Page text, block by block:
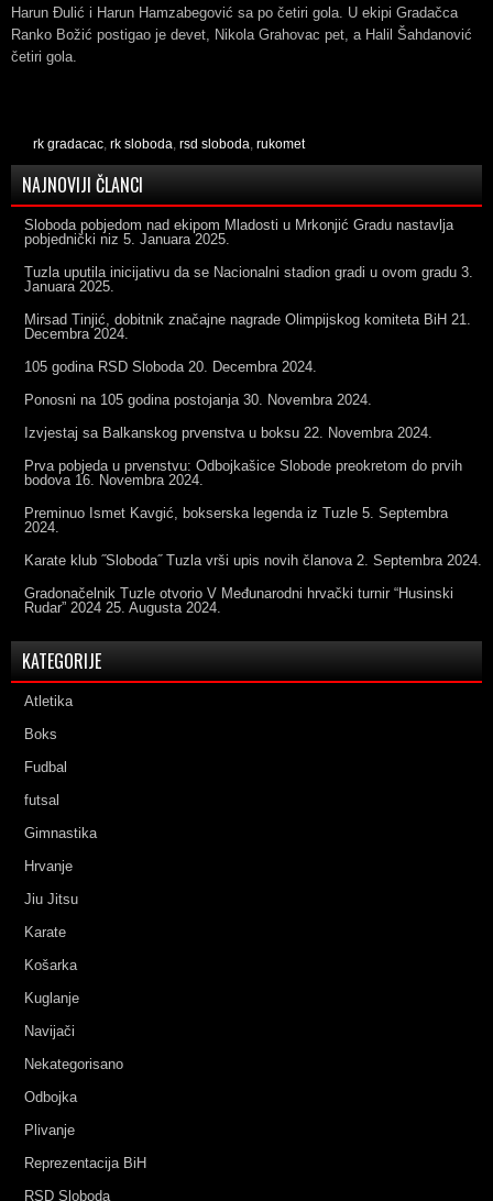
Harun Đulić i Harun Hamzabegović sa po četiri gola. U ekipi Gradačca
Ranko Božić postigao je devet, Nikola Grahovac pet, a Halil Šahdanović
četiri gola.
rk gradacac, rk sloboda, rsd sloboda, rukomet
NAJNOVIJI ČLANCI
Sloboda pobjedom nad ekipom Mladosti u Mrkonjić Gradu nastavlja
pobjednički niz 5. Januara 2025.
Tuzla uputila inicijativu da se Nacionalni stadion gradi u ovom gradu 3.
Januara 2025.
Mirsad Tinjić, dobitnik značajne nagrade Olimpijskog komiteta BiH 21.
Decembra 2024.
105 godina RSD Sloboda 20. Decembra 2024.
Ponosni na 105 godina postojanja 30. Novembra 2024.
Izvjestaj sa Balkanskog prvenstva u boksu 22. Novembra 2024.
Prva pobjeda u prvenstvu: Odbojkašice Slobode preokretom do prvih
bodova 16. Novembra 2024.
Preminuo Ismet Kavgić, bokserska legenda iz Tuzle 5. Septembra
2024.
Karate klub ˝Sloboda˝ Tuzla vrši upis novih članova 2. Septembra 2024.
Gradonačelnik Tuzle otvorio V Međunarodni hrvački turnir “Husinski
Rudar” 2024 25. Augusta 2024.
KATEGORIJE
Atletika
Boks
Fudbal
futsal
Gimnastika
Hrvanje
Jiu Jitsu
Karate
Košarka
Kuglanje
Navijači
Nekategorisano
Odbojka
Plivanje
Reprezentacija BiH
RSD Sloboda